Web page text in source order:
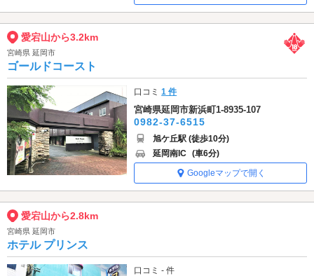
愛宕山から3.2km
宮崎県 延岡市
ゴールドコースト
口コミ1 件
宮崎県延岡市新浜町1-8935-107
0982-37-6515
旭ケ丘駅 (徒歩10分)
延岡南IC (車6分)
Googleマップで開く
愛宕山から2.8km
宮崎県 延岡市
ホテル プリンス
口コミ - 件